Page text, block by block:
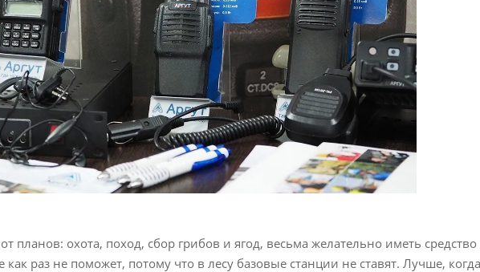
планов: охота, поход, сбор грибов и ягод, весьма желательно иметь
раз не поможет, потому что в лесу базовые станции не ставят. Лучше,